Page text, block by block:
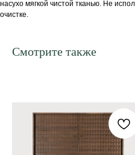
насухо мягкой чистой тканью. Не
очистке.
Смотрите также